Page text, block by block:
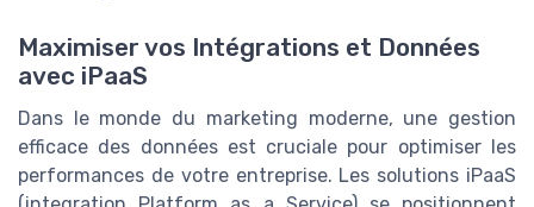
Maximiser vos Intégrations et Données
avec iPaaS
Dans le monde du marketing moderne, une gestion
efficace des données est cruciale pour optimiser les
performances de votre entreprise. Les solutions iPaaS